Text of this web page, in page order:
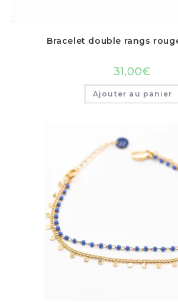
Bracelet double rangs
31,00€
Ajouter au panier